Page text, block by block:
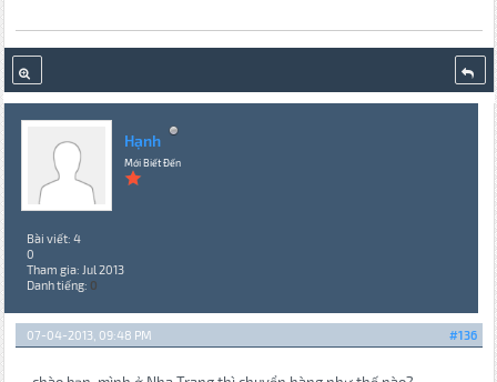
Hạnh
Mới Biết Đến
Bài viết: 4
0
Tham gia: Jul 2013
Danh tiếng: 0
#136
07-04-2013, 09:48 PM